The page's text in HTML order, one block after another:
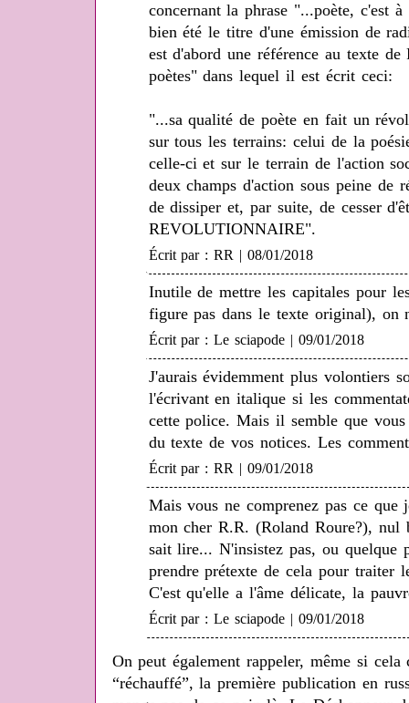
concernant la phrase "...poète, c'est
bien été le titre d'une émission de
est d'abord une référence au texte de
poètes" dans lequel il est écrit ceci:
"...sa qualité de poète en fait un
sur tous les terrains: celui de la
celle-ci et sur le terrain de l'action
deux champs d'action sous peine de
de dissiper et, par suite, de cesser
REVOLUTIONNAIRE".
Écrit par : RR | 08/01/2018
Inutile de mettre les capitales pour
figure pas dans le texte original), on
Écrit par : Le sciapode | 09/01/2018
J'aurais évidemment plus volontiers
l'écrivant en italique si les
cette police. Mais il semble que
du texte de vos notices. Les
Écrit par : RR | 09/01/2018
Mais vous ne comprenez pas ce que
mon cher R.R. (Roland Roure?), nul
sait lire... N'insistez pas, ou quelque
prendre prétexte de cela pour traiter
C'est qu'elle a l'âme délicate, la
Écrit par : Le sciapode | 09/01/2018
On peut également rappeler, même si
“réchauffé”, la première publication en